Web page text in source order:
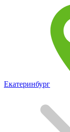
Екатеринбург